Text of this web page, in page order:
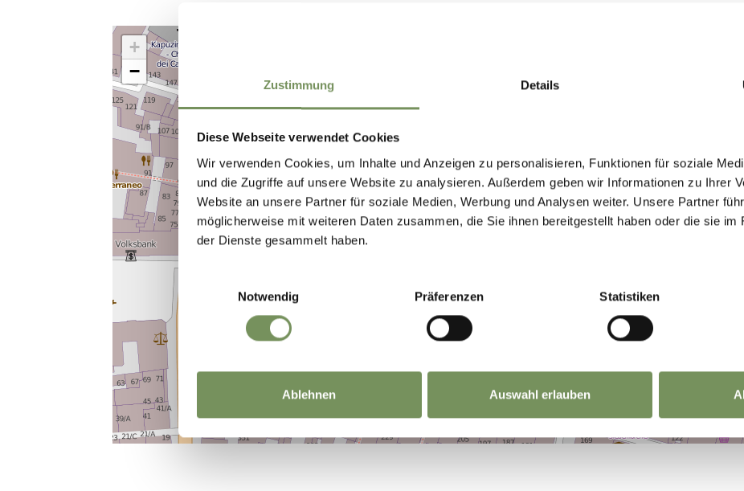
Zustimmung Details
Diese Webseite verwendet Cookies
Wir verwenden Cookies, um Inhalte und Anzeigen zu personalisieren, Funktionen für soziale
und die Zugriffe auf unsere Website zu analysieren. Außerdem geben wir Informationen zu Ihrer
Website an unsere Partner für soziale Medien, Werbung und Analysen weiter. Unsere Partner
möglicherweise mit weiteren Daten zusammen, die Sie ihnen bereitgestellt haben oder die sie im
der Dienste gesammelt haben.
Notwendig
Präferenzen Statistiken
Ablehnen Auswahl erlauben
+
−